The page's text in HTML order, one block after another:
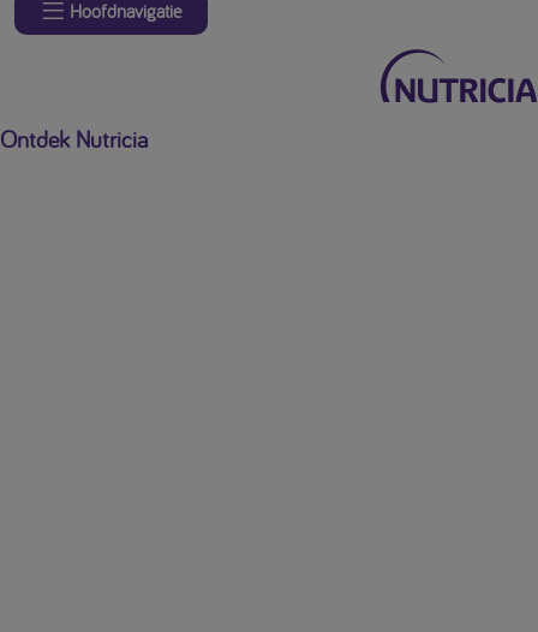
Hoofdnavigatie
Ontdek Nutricia